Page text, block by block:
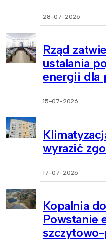
28-07-2026
Rząd
ustalania
energii dla
15-07-2026
wyrazić
17-07-2026
Kopalnia
Powstanie